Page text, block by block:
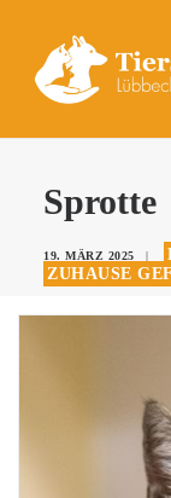
UNSERE TIERE
DAS TIERHEIM
Sprotte
19. MÄRZ 2025 |
ZUHAUSE